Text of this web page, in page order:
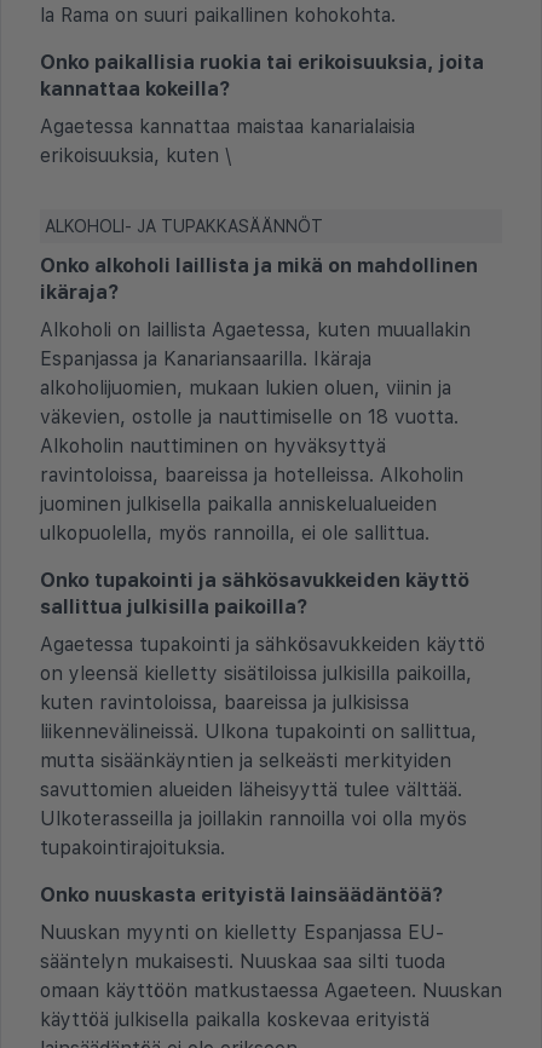
la Rama on suuri paikallinen kohokohta.
Onko paikallisia ruokia tai erikoisuuksia, joita
kannattaa kokeilla?
Agaetessa kannattaa maistaa kanarialaisia
erikoisuuksia, kuten \
ALKOHOLI- JA TUPAKKASÄÄNNÖT
Onko alkoholi laillista ja mikä on mahdollinen
ikäraja?
Alkoholi on laillista Agaetessa, kuten muuallakin
Espanjassa ja Kanariansaarilla. Ikäraja
alkoholijuomien, mukaan lukien oluen, viinin ja
väkevien, ostolle ja nauttimiselle on 18 vuotta.
Alkoholin nauttiminen on hyväksyttyä
ravintoloissa, baareissa ja hotelleissa. Alkoholin
juominen julkisella paikalla anniskelualueiden
ulkopuolella, myös rannoilla, ei ole sallittua.
Onko tupakointi ja sähkösavukkeiden käyttö
sallittua julkisilla paikoilla?
Agaetessa tupakointi ja sähkösavukkeiden käyttö
on yleensä kielletty sisätiloissa julkisilla paikoilla,
kuten ravintoloissa, baareissa ja julkisissa
liikennevälineissä. Ulkona tupakointi on sallittua,
mutta sisäänkäyntien ja selkeästi merkityiden
savuttomien alueiden läheisyyttä tulee välttää.
Ulkoterasseilla ja joillakin rannoilla voi olla myös
tupakointirajoituksia.
Onko nuuskasta erityistä lainsäädäntöä?
Nuuskan myynti on kielletty Espanjassa EU-
sääntelyn mukaisesti. Nuuskaa saa silti tuoda
omaan käyttöön matkustaessa Agaeteen. Nuuskan
käyttöä julkisella paikalla koskevaa erityistä